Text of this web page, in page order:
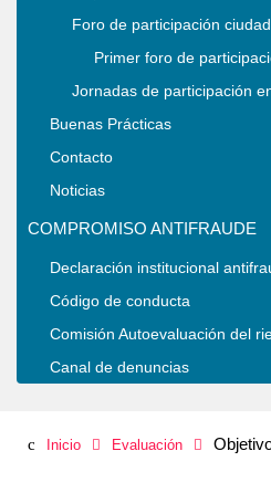
Foro de participación
Primer foro de
Jornadas de participación
Buenas Prácticas
Contacto
Noticias
COMPROMISO ANTIFRAUDE
Declaración institucional
Código de conducta
Comisión Autoevaluación del
Canal de denuncias
Inicio Evaluación